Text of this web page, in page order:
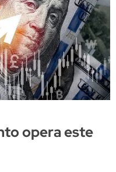
opera este